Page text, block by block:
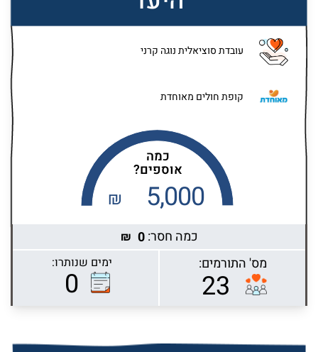
עובדת סוציאלית נוגה קרני
קופת חולים מאוחדת
Highcharts.com
כמה
אוספים?
5,000
כמה חסר:0
₪
מס' התורמים:
23
ימים שנותרו:
0